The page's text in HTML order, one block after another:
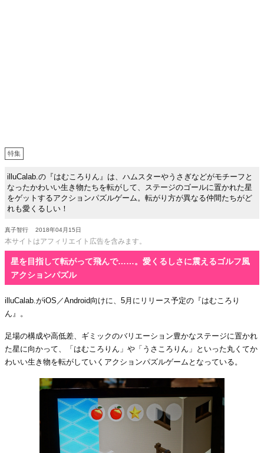
特集
illuCalab.の『はむころりん』は、ハムスターやうさぎなどがモチーフと
なったかわいい生き物たちを転がして、ステージのゴールに置かれた星
をゲットするアクションパズルゲーム。転がり方が異なる仲間たちがど
れも愛くるしい！
真子智行 2018年04月15日
本サイトはアフィリエイト広告を含みます。
星を目指して転がって飛んで……。愛くるしさに震えるゴルフ風
アクションパズル
illuCalab.がiOS／Android向けに、5月にリリース予定の『はむころり
ん』。
足場の構成や高低差、ギミックのバリエーション豊かなステージに置かれ
た星に向かって、「はむころりん」や「うさころりん」といった丸くてか
わいい生き物を転がしていくアクションパズルゲームとなっている。